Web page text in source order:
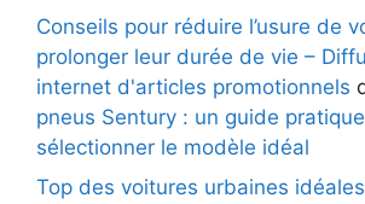
Conseils pour réduire l’usure de
prolonger leur durée de vie –
internet d'articles promotionnels
pneus Sentury : un guide
sélectionner le modèle idéal
Top des voitures urbaines